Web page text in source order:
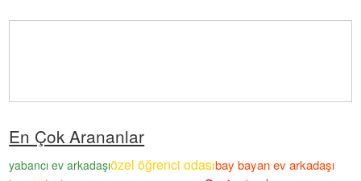
En Çok Arananlar
yabancı ev arkadaşıözel öğrenci odasıbay bayan ev arkadaşı